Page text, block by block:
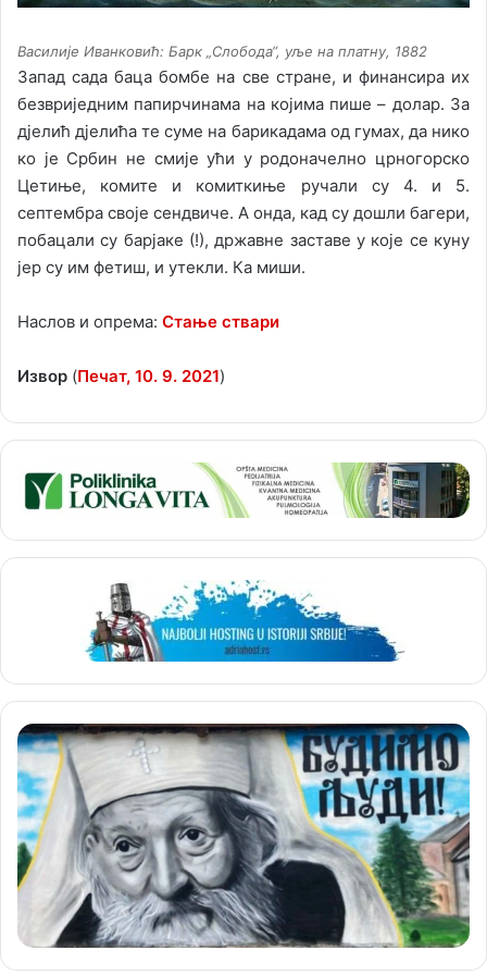
Василије Иванковић: Барк „Слобода“, уље на платну, 1882
Запад сада баца бомбе на све стране, и финансира их
безвриједним папирчинама на којима пише – долар. За
дјелић дјелића те суме на барикадама од гумах, да нико
ко је Србин не смије ући у родоначелно црногорско
Цетиње, комите и комиткиње ручали су 4. и 5.
септембра своје сендвиче. А онда, кад су дошли багери,
побацали су барјаке (!), државне заставе у које се куну
јер су им фетиш, и утекли. Ка миши.
Наслов и опрема: Стање ствари
Извор (Печат, 10. 9. 2021)